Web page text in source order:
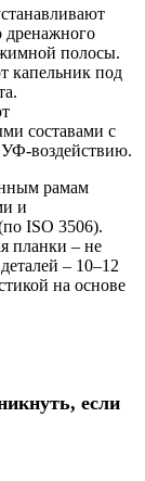
дренажного
полосы.
капельник под
составами с
воздействию.
рамам
и
ISO 3506).
планки – не
– 10–12
на основе
если